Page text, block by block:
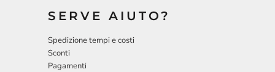
SERVE AIUTO?
Spedizione tempi e costi
Sconti
Pagamenti